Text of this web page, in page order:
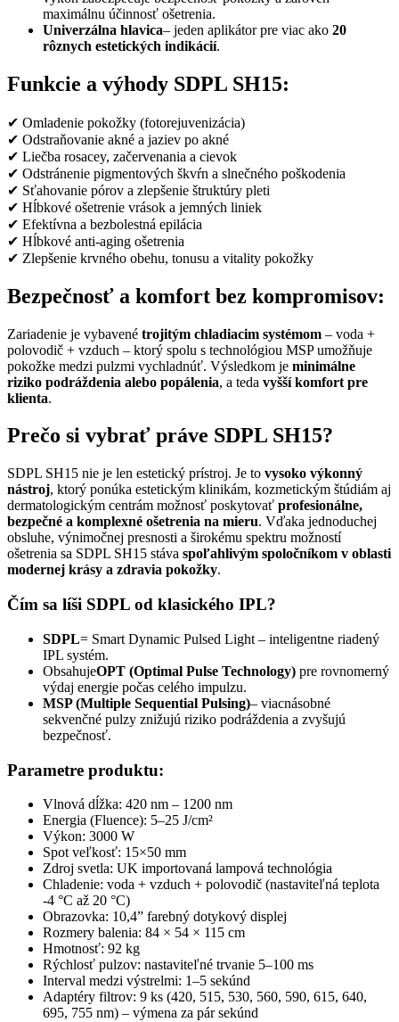
maximálnu účinnosť ošetrenia.
Univerzálna hlavica– jeden aplikátor pre viac ako 20
rôznych estetických indikácií.
Funkcie a výhody SDPL SH15:
✔ Omladenie pokožky (fotorejuvenizácia)
✔ Odstraňovanie akné a jaziev po akné
✔ Liečba rosacey, začervenania a cievok
✔ Odstránenie pigmentových škvŕn a slnečného poškodenia
✔ Sťahovanie pórov a zlepšenie štruktúry pleti
✔ Hĺbkové ošetrenie vrások a jemných liniek
✔ Efektívna a bezbolestná epilácia
✔ Hĺbkové anti-aging ošetrenia
✔ Zlepšenie krvného obehu, tonusu a vitality pokožky
Bezpečnosť a komfort bez kompromisov:
Zariadenie je vybavené trojitým chladiacim systémom – voda +
polovodič + vzduch – ktorý spolu s technológiou MSP umožňuje
pokožke medzi pulzmi vychladnúť. Výsledkom je minimálne
riziko podráždenia alebo popálenia, a teda vyšší komfort pre
klienta.
Prečo si vybrať práve SDPL SH15?
SDPL SH15 nie je len estetický prístroj. Je to vysoko výkonný
nástroj, ktorý ponúka estetickým klinikám, kozmetickým štúdiám aj
dermatologickým centrám možnosť poskytovať profesionálne,
bezpečné a komplexné ošetrenia na mieru. Vďaka jednoduchej
obsluhe, výnimočnej presnosti a širokému spektru možností
ošetrenia sa SDPL SH15 stáva spoľahlivým spoločníkom v oblasti
modernej krásy a zdravia pokožky.
Čím sa líši SDPL od klasického IPL?
SDPL= Smart Dynamic Pulsed Light – inteligentne riadený
IPL systém.
ObsahujeOPT (Optimal Pulse Technology) pre rovnomerný
výdaj energie počas celého impulzu.
MSP (Multiple Sequential Pulsing)– viacnásobné
sekvenčné pulzy znižujú riziko podráždenia a zvyšujú
bezpečnosť.
Parametre produktu:
Vlnová dĺžka: 420 nm – 1200 nm
Energia (Fluence): 5–25 J/cm²
Výkon: 3000 W
Spot veľkosť: 15×50 mm
Zdroj svetla: UK importovaná lampová technológia
Chladenie: voda + vzduch + polovodič (nastaviteľná teplota
-4 °C až 20 °C)
Obrazovka: 10,4” farebný dotykový displej
Rozmery balenia: 84 × 54 × 115 cm
Hmotnosť: 92 kg
Rýchlosť pulzov: nastaviteľné trvanie 5–100 ms
Interval medzi výstrelmi: 1–5 sekúnd
Adaptéry filtrov: 9 ks (420, 515, 530, 560, 590, 615, 640,
695, 755 nm) – výmena za pár sekúnd